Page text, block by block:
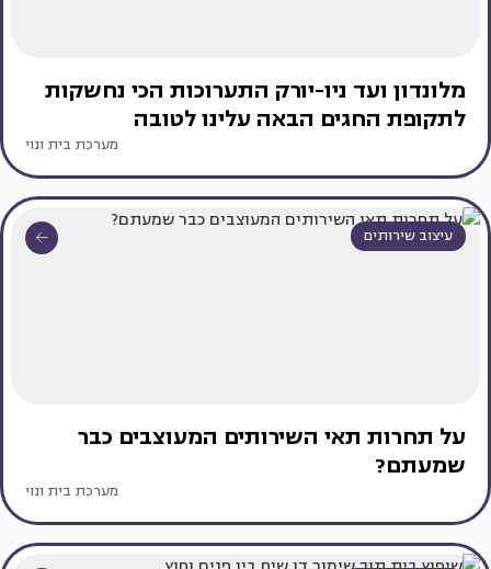
מלונדון ועד ניו-יורק התערוכות הכי נחשקות
לתקופת החגים הבאה עלינו לטובה
מערכת בית ונוי
עיצוב שירותים
על תחרות תאי השירותים המעוצבים כבר
שמעתם?
מערכת בית ונוי